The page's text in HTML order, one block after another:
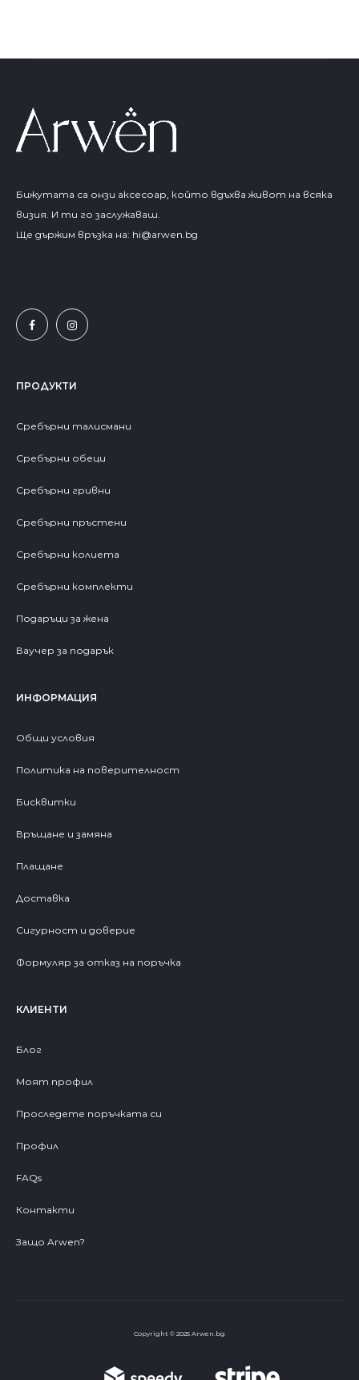
Бижутата са онзи аксесоар, който вдъхва живот на всяка
визия. И ти го заслужаваш.
Ще държим връзка на: hi@arwen.bg
ПРОДУКТИ
Сребърни талисмани
Сребърни обеци
Сребърни гривни
Сребърни пръстени
Сребърни колиета
Сребърни комплекти
Подаръци за жена
Ваучер за подарък
ИНФОРМАЦИЯ
Общи условия
Политика на поверителност
Бисквитки
Връщане и замяна
Плащане
Доставка
Сигурност и доверие
Формуляр за отказ на поръчка
КЛИЕНТИ
Блог
Моят профил
Проследете поръчката си
Профил
FAQs
Контакти
Защо Arwen?
Copyright © 2025 Arwen.bg